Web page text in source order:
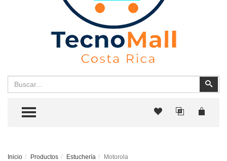
TOGGLE MENU
Inicio Productos Estuchería Motorola